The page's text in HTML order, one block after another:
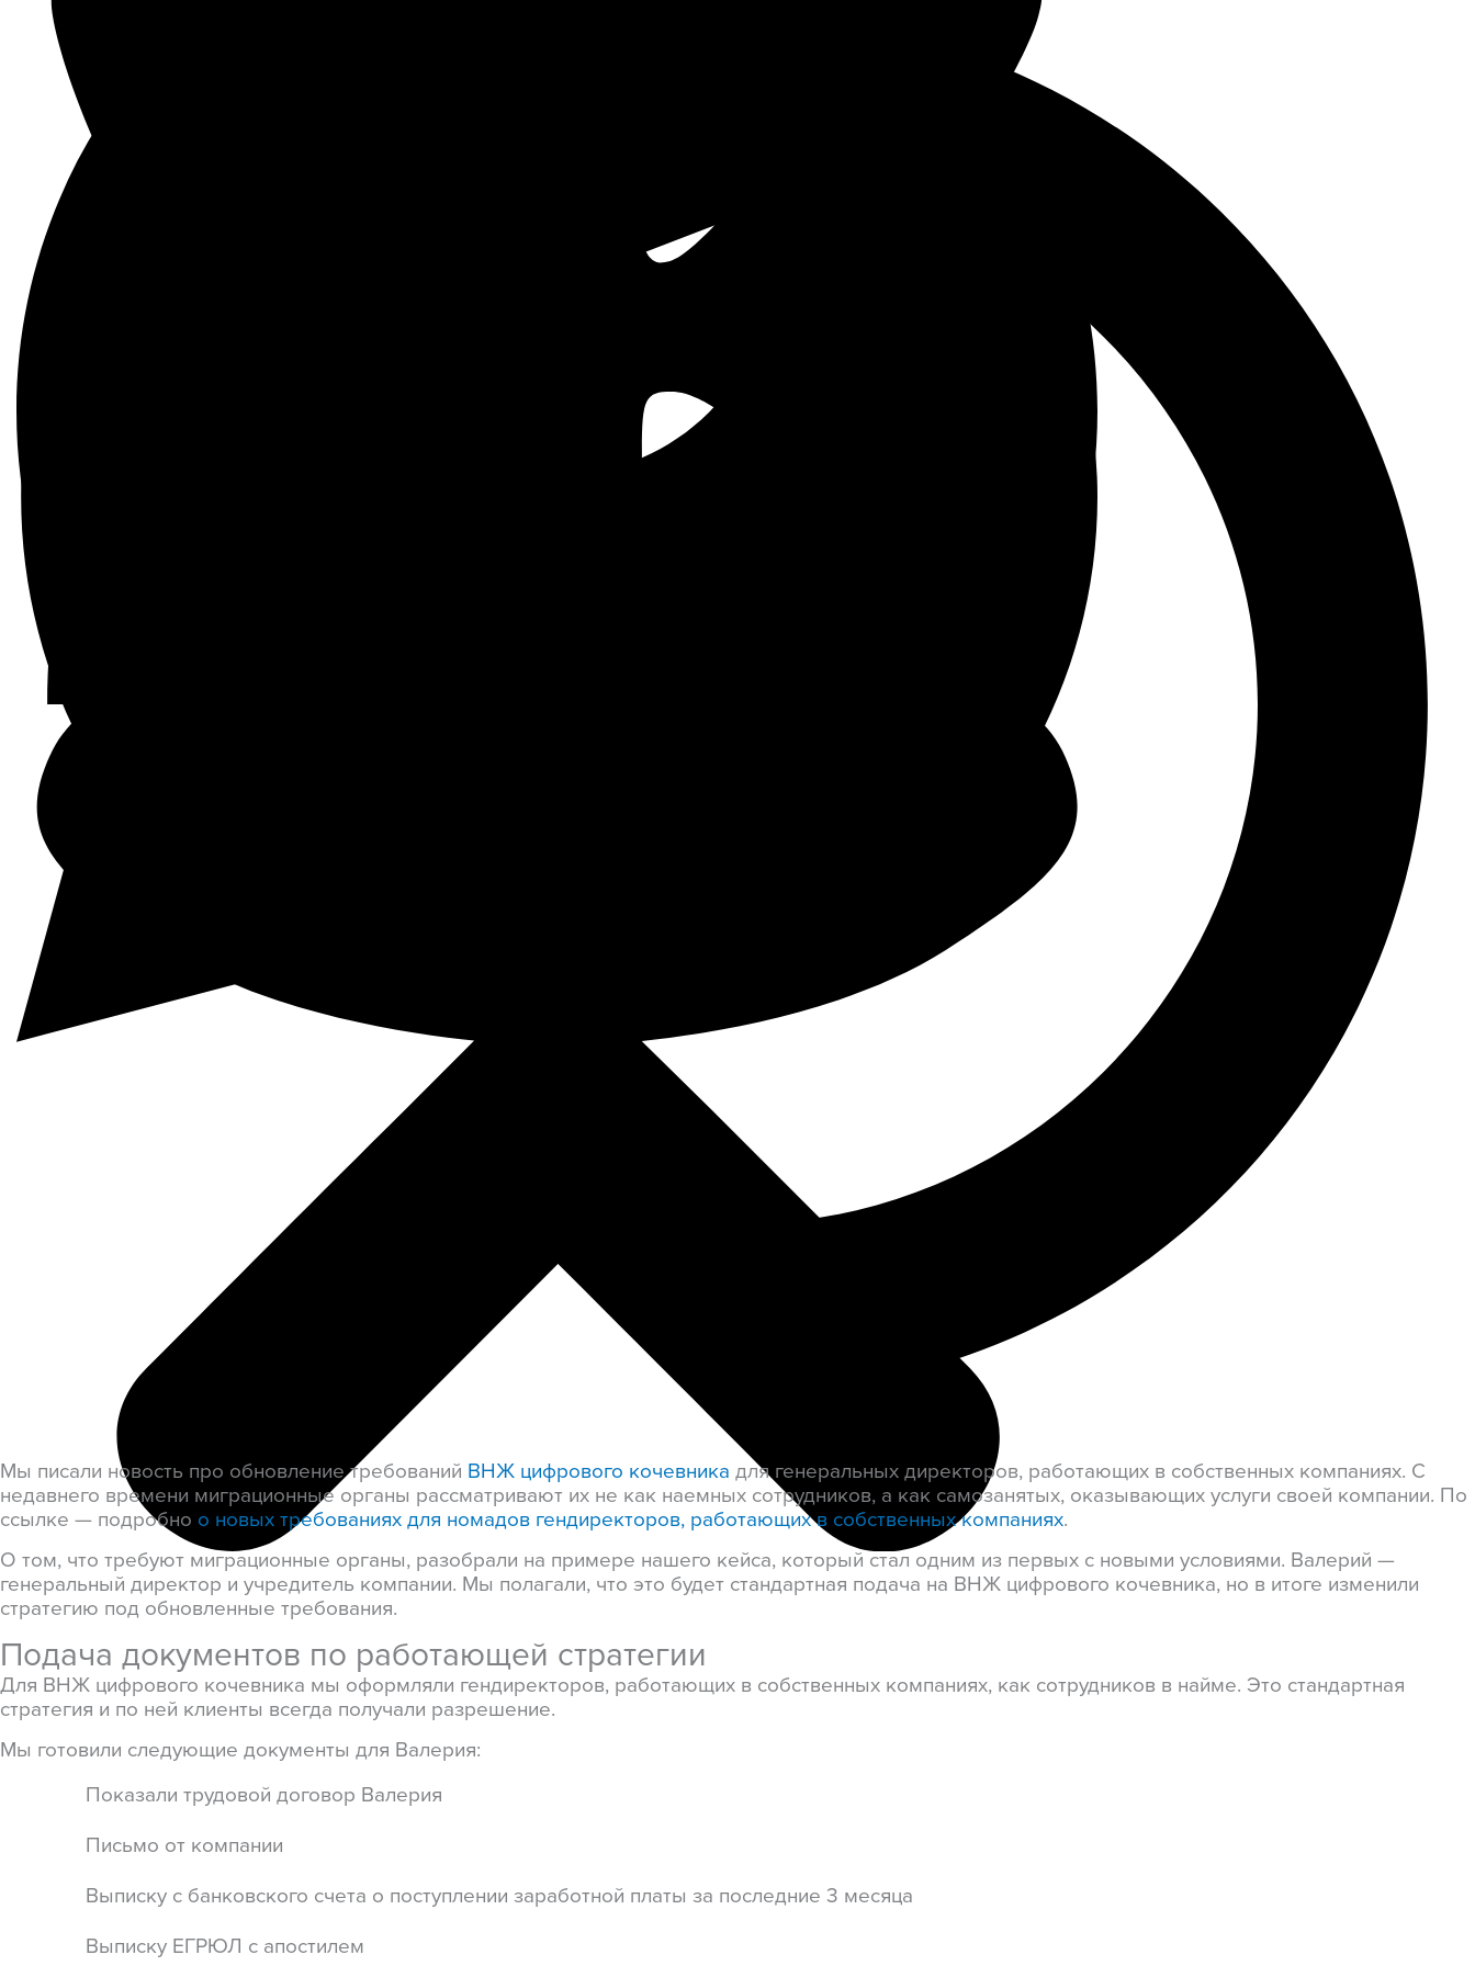
Мы писали новость про обновление требований ВНЖ цифрового кочевника для генеральных директоров, работающих в собственных компаниях. С
недавнего времени миграционные органы рассматривают их не как наемных сотрудников, а как самозанятых, оказывающих услуги своей компании. По
ссылке — подробно о новых требованиях для номадов гендиректоров, работающих в собственных компаниях.
О том, что требуют миграционные органы, разобрали на примере нашего кейса, который стал одним из первых с новыми условиями. Валерий —
генеральный директор и учредитель компании. Мы полагали, что это будет стандартная подача на ВНЖ цифрового кочевника, но в итоге изменили
стратегию под обновленные требования.
Подача документов по работающей стратегии
Для ВНЖ цифрового кочевника мы оформляли гендиректоров, работающих в собственных компаниях, как сотрудников в найме. Это стандартная
стратегия и по ней клиенты всегда получали разрешение.
Мы готовили следующие документы для Валерия:
Показали трудовой договор Валерия
Письмо от компании
Выписку с банковского счета о поступлении заработной платы за последние 3 месяца
Выписку ЕГРЮЛ с апостилем